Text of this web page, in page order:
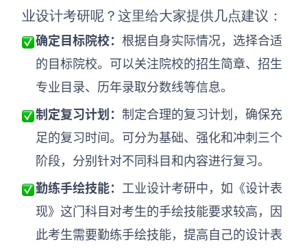
业设计考研呢？这里给大家提供几点建议：
确定目标院校： 根据自身实际情况，选择合适
的目标院校。可以关注院校的招生简章、招生
专业目录、历年录取分数线等信息。
制定复习计划： 制定合理的复习计划，确保充
足的复习时间。可分为基础、强化和冲刺三个
阶段，分别针对不同科目和内容进行复习。
勤练手绘技能： 工业设计考研中，如《设计表
现》这门科目对考生的手绘技能要求较高，因
此考生需要勤练手绘技能，提高自己的设计表